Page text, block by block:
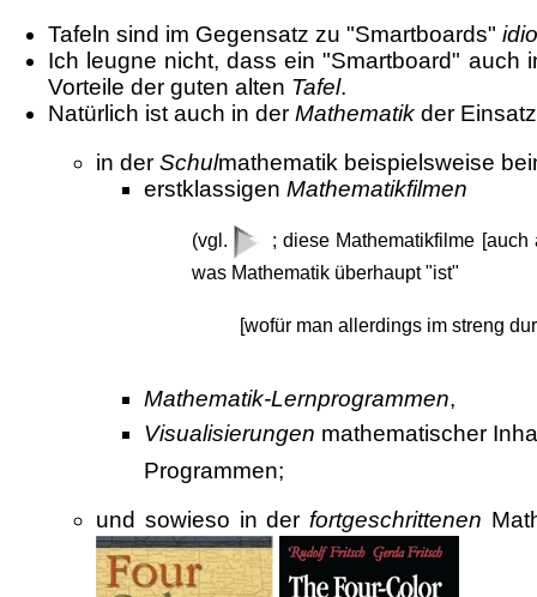
Tafeln sind im Gegensatz zu "Smartboards"
Ich leugne nicht, dass ein "Smartboard" auch
Vorteile der guten alten Tafel.
Natürlich ist auch in der Mathematik der
in der Schulmathematik beispielsweise
erstklassigen Mathematikfilmen
(vgl.
; diese Mathematikfilme
was Mathematik überhaupt "ist"
[wofür man allerdings im streng
Mathematik-Lernprogrammen,
Visualisierungen mathematischer
Programmen;
und sowieso in der fortgeschrittenen